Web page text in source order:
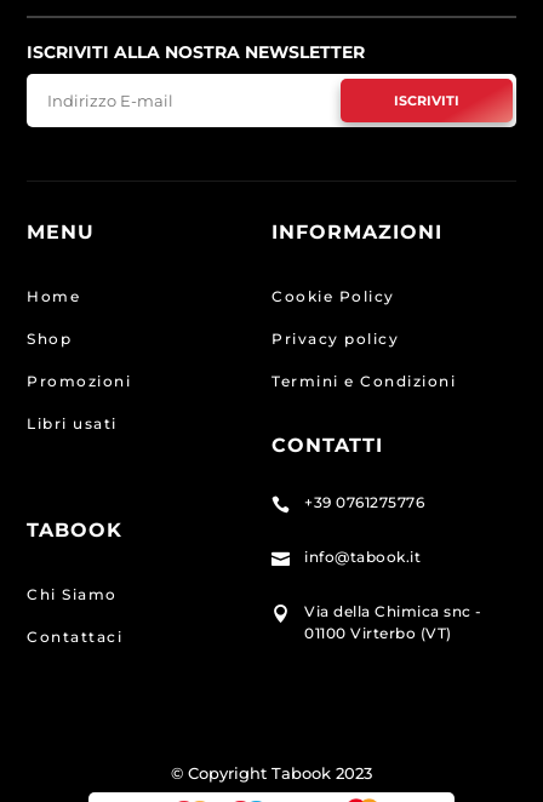
ISCRIVITI ALLA NOSTRA NEWSLETTER
ISCRIVITI
MENU
Home
Shop
Promozioni
Libri usati
TABOOK
Chi Siamo
Contattaci
INFORMAZIONI
Cookie Policy
Privacy policy
Termini e Condizioni
CONTATTI
 +39 0761275776
 info@tabook.it

Via della Chimica snc -
01100 Virterbo (VT)
© Copyright Tabook 2023